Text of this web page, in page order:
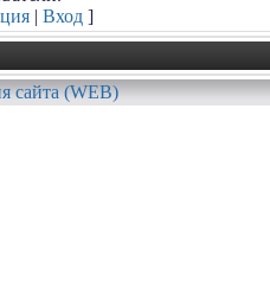
| Вход]
сайта (WEB)